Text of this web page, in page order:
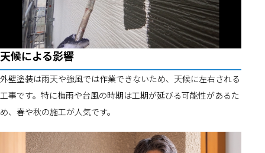
天候による影響
外壁塗装は雨天や強風では作業できないため、天候に左右される
工事です。特に梅雨や台風の時期は工期が延びる可能性があるた
め、春や秋の施工が人気です。